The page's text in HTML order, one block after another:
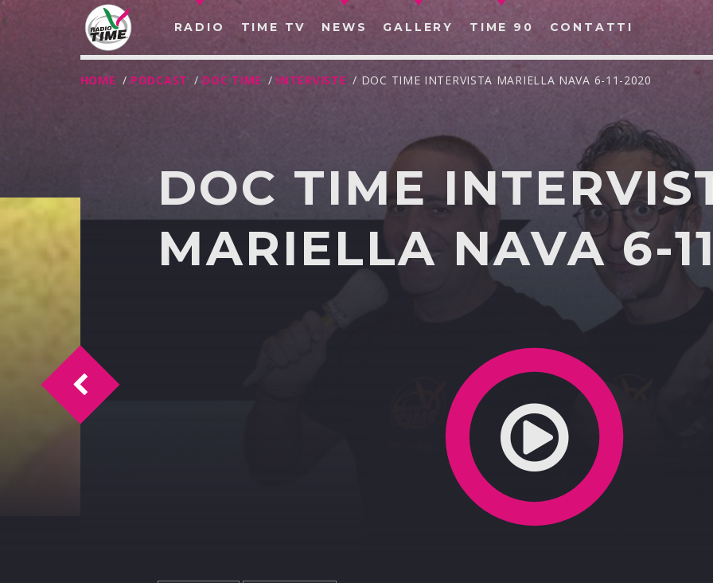
RADIO TIME TV NEWS GALLERY TIME 90 CONTATTI
CERCA NEL SITO WEB:
HOME / PODCAST / DOC TIME / INTERVISTE / DOC TIME INTERVISTA MARIELLA NAVA 6-11-2020
DOC TIME
MARIELLA NAVA 6-
TM intervista Igor Gelarda 09-11-2020